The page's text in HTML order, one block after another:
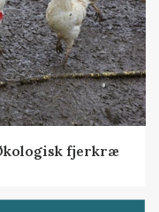
fjerkræ